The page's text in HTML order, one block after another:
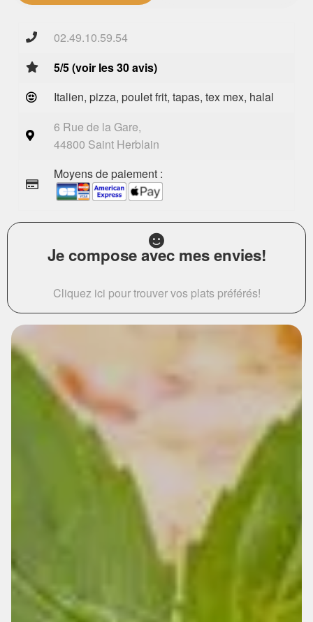
02.49.10.59.54
5/5 (voir les 30 avis)
Italien, pizza, poulet frit, tapas, tex mex, halal
6 Rue de la Gare,
44800 Saint Herblain
Moyens de paiement :
Je compose avec mes envies!
Cliquez ici pour trouver vos plats préférés!